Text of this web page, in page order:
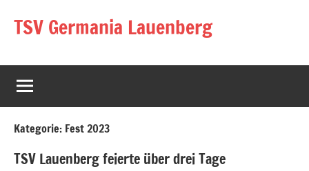
InhaltTSV Germania Lauenberg
Kategorie: Fest 2023
TSV Lauenberg feierte über drei Tage